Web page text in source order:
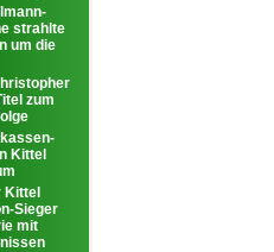
strahlte
um die
zum
Kittel
Kittel
Sieger
mit